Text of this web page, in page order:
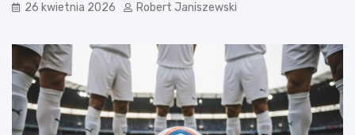
26 kwietnia 2026 Robert Janiszewski